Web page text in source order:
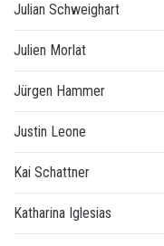
Julian Schweighart
Julien Morlat
Jürgen Hammer
Justin Leone
Kai Schattner
Katharina Iglesias